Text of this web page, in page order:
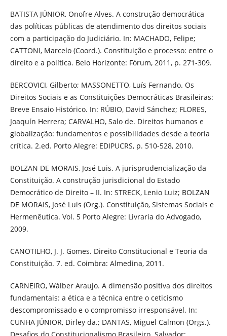
BATISTA JÚNIOR, Onofre Alves. A construção democrática
das políticas públicas de atendimento dos direitos sociais
com a participação do Judiciário. In: MACHADO, Felipe;
CATTONI, Marcelo (Coord.). Constituição e processo: entre o
direito e a política. Belo Horizonte: Fórum, 2011, p. 271-309.
BERCOVICI, Gilberto; MASSONETTO, Luís Fernando. Os
Direitos Sociais e as Constituições Democráticas Brasileiras:
Breve Ensaio Histórico. In: RÚBIO, David Sánchez; FLORES,
Joaquín Herrera; CARVALHO, Salo de. Direitos humanos e
globalização: fundamentos e possibilidades desde a teoria
crítica. 2.ed. Porto Alegre: EDIPUCRS, p. 510-528, 2010.
BOLZAN DE MORAIS, José Luis. A jurisprudencialização da
Constituição. A construção jurisdicional do Estado
Democrático de Direito – II. In: STRECK, Lenio Luiz; BOLZAN
DE MORAIS, José Luis (Org.). Constituição, Sistemas Sociais e
Hermenêutica. Vol. 5 Porto Alegre: Livraria do Advogado,
2009.
CANOTILHO, J. J. Gomes. Direito Constitucional e Teoria da
Constituição. 7. ed. Coimbra: Almedina, 2011.
CARNEIRO, Wálber Araujo. A dimensão positiva dos direitos
fundamentais: a ética e a técnica entre o ceticismo
descompromissado e o compromisso irresponsável. In:
CUNHA JÚNIOR, Dirley da.; DANTAS, Miguel Calmon (Orgs.).